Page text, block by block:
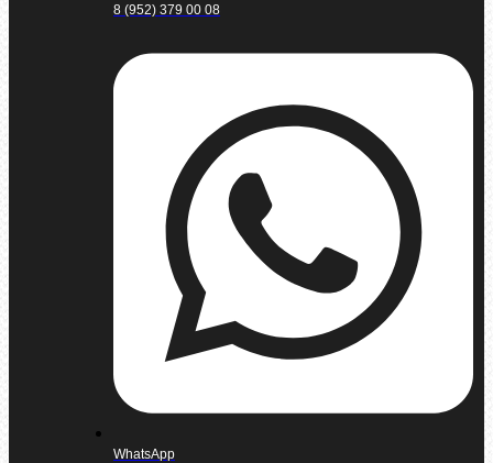
8 (952) 379 00 08
WhatsApp